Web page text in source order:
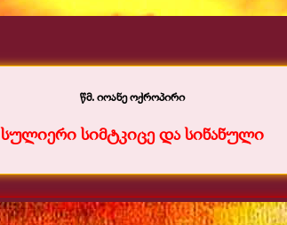
წმ. იოანე ოქროპირი
სულიერი სიმტკიცე და სინანული